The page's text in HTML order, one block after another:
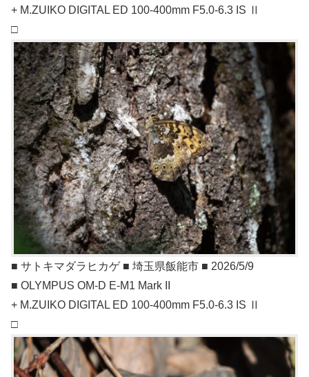
+ M.ZUIKO DIGITAL ED 100-400mm F5.0-6.3 IS Ⅱ
□
■ サトキマダラヒカゲ ■ 埼玉県飯能市 ■ 2026/5/9
■ OLYMPUS OM-D E-M1 Mark II
+ M.ZUIKO DIGITAL ED 100-400mm F5.0-6.3 IS Ⅱ
□